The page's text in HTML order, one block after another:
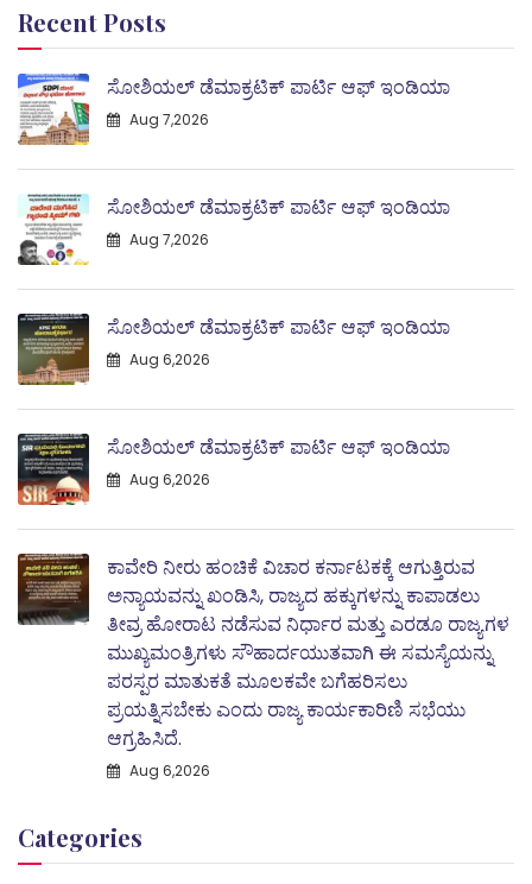
Recent Posts
ಸೋಶಿಯಲ್ ಡೆಮಾಕ್ರಟಿಕ್ ಪಾರ್ಟಿ ಆಫ್ ಇಂಡಿಯಾ
Aug 7,2026
ಸೋಶಿಯಲ್ ಡೆಮಾಕ್ರಟಿಕ್ ಪಾರ್ಟಿ ಆಫ್ ಇಂಡಿಯಾ
Aug 7,2026
ಸೋಶಿಯಲ್ ಡೆಮಾಕ್ರಟಿಕ್ ಪಾರ್ಟಿ ಆಫ್ ಇಂಡಿಯಾ
Aug 6,2026
ಸೋಶಿಯಲ್ ಡೆಮಾಕ್ರಟಿಕ್ ಪಾರ್ಟಿ ಆಫ್ ಇಂಡಿಯಾ
Aug 6,2026
ಕಾವೇರಿ ನೀರು ಹಂಚಿಕೆ ವಿಚಾರ ಕರ್ನಾಟಕಕ್ಕೆ ಆಗುತ್ತಿರುವ
ಅನ್ಯಾಯವನ್ನು ಖಂಡಿಸಿ, ರಾಜ್ಯದ ಹಕ್ಕುಗಳನ್ನು ಕಾಪಾಡಲು
ತೀವ್ರ ಹೋರಾಟ ನಡೆಸುವ ನಿರ್ಧಾರ ಮತ್ತು ಎರಡೂ ರಾಜ್ಯಗಳ
ಮುಖ್ಯಮಂತ್ರಿಗಳು ಸೌಹಾರ್ದಯುತವಾಗಿ ಈ ಸಮಸ್ಯೆಯನ್ನು
ಪರಸ್ಪರ ಮಾತುಕತೆ ಮೂಲಕವೇ ಬಗೆಹರಿಸಲು
ಪ್ರಯತ್ನಿಸಬೇಕು ಎಂದು ರಾಜ್ಯ ಕಾರ್ಯಕಾರಿಣಿ ಸಭೆಯು
ಆಗ್ರಹಿಸಿದೆ.
Aug 6,2026
Categories